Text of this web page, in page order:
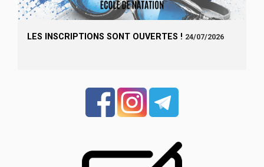
LES INSCRIPTIONS SONT OUVERTES ! 24/07/2026